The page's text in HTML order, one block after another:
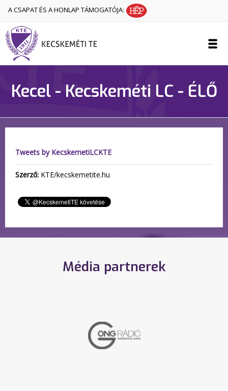
A CSAPAT ÉS A HONLAP TÁMOGATÓJA:
Kecel - Kecskeméti LC - ÉLŐ
Tweets by KecskemetiLCKTE
Szerző: KTE/kecskemetite.hu
Média partnerek